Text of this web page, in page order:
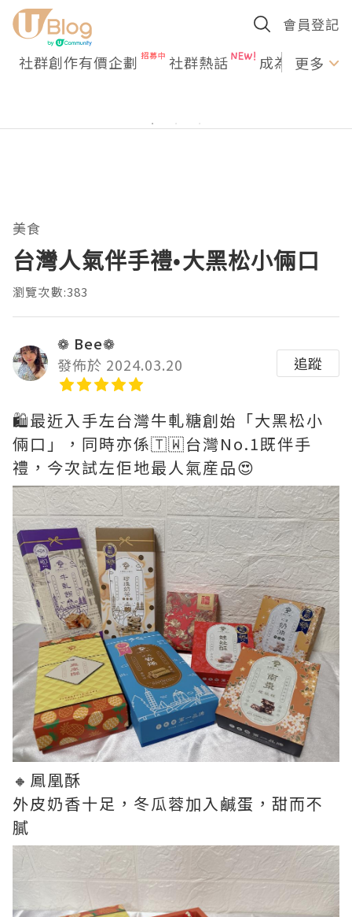
會員登記
社群創作有價企劃 社群熱話 成為U更多
美食
台灣人氣伴手禮•大黑松小倆口
瀏覽次數:383
❁ Bee❁
發佈於 2024.03.20
追蹤
🛍️最近入手左台灣牛軋糖創始「大黑松小
倆口」，同時亦係🇹🇼台灣No.1既伴手
禮，今次試左佢地最人氣産品😍
🔸鳳凰酥
外皮奶香十足，冬瓜蓉加入鹹蛋，甜而不
膩